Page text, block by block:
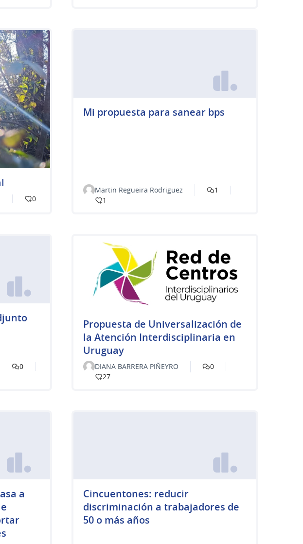
0
Mi propuesta para sanear bps
Martin Regueira Rodriguez
1
1
0
Propuesta de Universalización de
la Atención Interdisciplinaria en
Uruguay
DIANA BARRERA PIÑEYRO
0
27
a
Cincuentones: reducir
discriminación a trabajadores de
50 o más años